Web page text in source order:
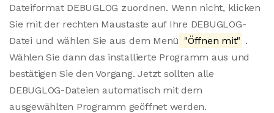
Dateiformat DEBUGLOG zuordnen. Wenn nicht, klicken
Sie mit der rechten Maustaste auf Ihre DEBUGLOG-
Datei und wählen Sie aus dem Menü "Öffnen mit" .
Wählen Sie dann das installierte Programm aus und
bestätigen Sie den Vorgang. Jetzt sollten alle
DEBUGLOG-Dateien automatisch mit dem
ausgewählten Programm geöffnet werden.